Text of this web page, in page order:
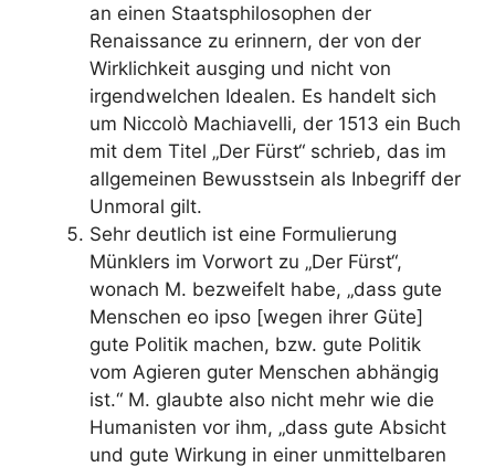
an einen Staatsphilosophen der
Renaissance zu erinnern, der von der
Wirklichkeit ausging und nicht von
irgendwelchen Idealen. Es handelt sich
um Niccolò Machiavelli, der 1513 ein Buch
mit dem Titel „Der Fürst“ schrieb, das im
allgemeinen Bewusstsein als Inbegriff der
Unmoral gilt.
Sehr deutlich ist eine Formulierung
Münklers im Vorwort zu „Der Fürst“,
wonach M. bezweifelt habe, „dass gute
Menschen eo ipso [wegen ihrer Güte]
gute Politik machen, bzw. gute Politik
vom Agieren guter Menschen abhängig
ist.“ M. glaubte also nicht mehr wie die
Humanisten vor ihm, „dass gute Absicht
und gute Wirkung in einer unmittelbaren